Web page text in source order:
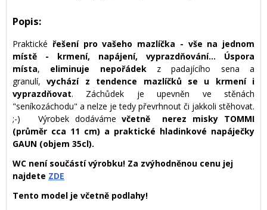
Popis:
Praktické řešení pro vašeho mazlíčka - vše na jednom
místě - krmení, napájení, vyprazdňování... Úspora
místa, eliminuje nepořádekz padajícího sena a
granulí,vychází z tendence mazlíčků se u krmení i
vyprazdňovat. Záchůdek je upevněn ve stěnách
"seníkozáchodu" a nelze je tedy převrhnout či jakkoli stěhovat.
;-)
Výrobek dodávámevčetně nerez misky TOMMI
(průměr cca 11 cm) a praktické hladinkové napáječky
GAUN (objem 35cl).
WC není součástí výrobku! Za zvýhodněnou cenu jej
najdete ZDE
Tento model je včetně podlahy!